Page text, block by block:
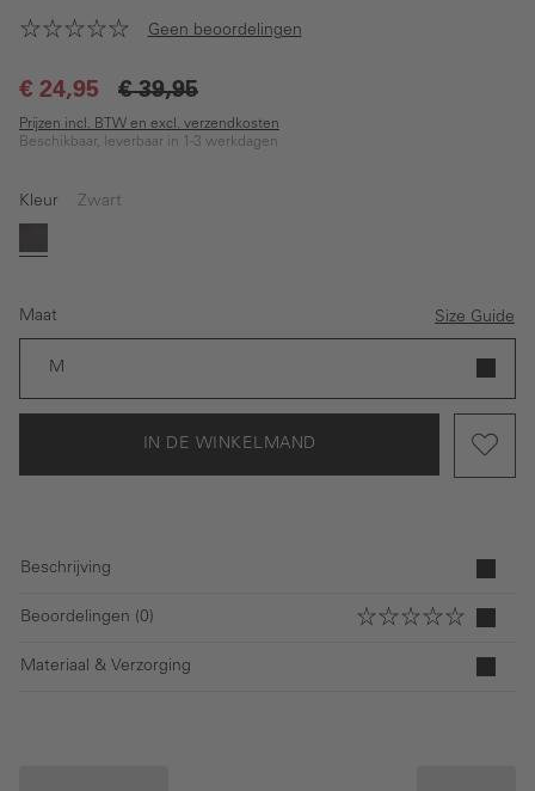
Geen beoordelingen
€ 24,95 € 39,95
Prijzen incl. BTW en excl. verzendkosten
Beschikbaar, leverbaar in 1-3 werkdagen
Kleur Zwart
Zwart
Maat Size Guide
M
IN DE WINKELMAND
Beschrijving
Beoordelingen (0)
Materiaal & Verzorging